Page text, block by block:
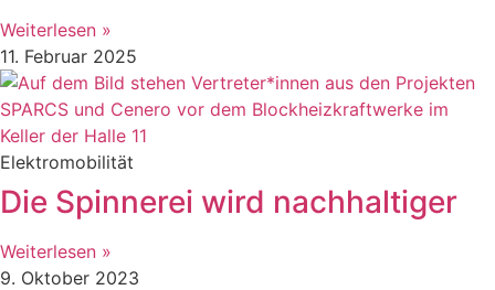
Weiterlesen »
11. Februar 2025
Elektromobilität
Die Spinnerei wird nachhaltiger
Weiterlesen »
9. Oktober 2023